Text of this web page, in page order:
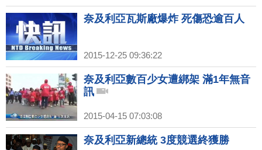
奈及利亞瓦斯廠爆炸 死傷恐逾百人
2015-12-25 09:36:22
奈及利亞數百少女遭綁架 滿1年無音
訊
2015-04-15 07:03:08
奈及利亞新總統 3度競選終獲勝